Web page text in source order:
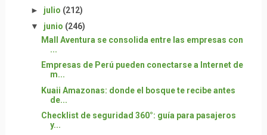
► julio (212)
▼ junio (246)
Mall Aventura se consolida entre las empresas con
...
Empresas de Perú pueden conectarse a Internet de
m...
Kuaii Amazonas: donde el bosque te recibe antes
de...
Checklist de seguridad 360°: guía para pasajeros
y...